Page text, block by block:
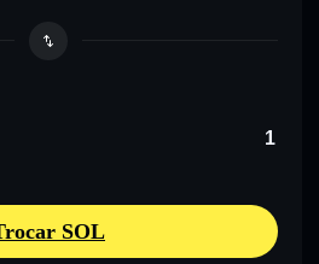
SOL